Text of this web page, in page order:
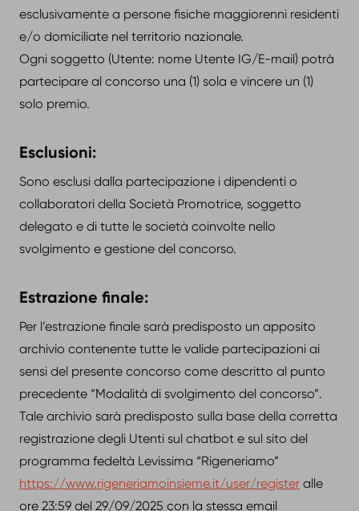
esclusivamente a persone fisiche maggiorenni residenti
e/o domiciliate nel territorio nazionale.
Ogni soggetto (Utente: nome Utente IG/E-mail) potrà
partecipare al concorso una (1) sola e vincere un (1)
solo premio.
Esclusioni:
Sono esclusi dalla partecipazione i dipendenti o
collaboratori della Società Promotrice, soggetto
delegato e di tutte le società coinvolte nello
svolgimento e gestione del concorso.
Estrazione finale:
Per l’estrazione finale sarà predisposto un apposito
archivio contenente tutte le valide partecipazioni ai
sensi del presente concorso come descritto al punto
precedente “Modalità di svolgimento del concorso”.
Tale archivio sarà predisposto sulla base della corretta
registrazione degli Utenti sul chatbot e sul sito del
programma fedeltà Levissima “Rigeneriamo”
https://www.rigeneriamoinsieme.it/user/register alle
ore 23:59 del 29/09/2025 con la stessa email